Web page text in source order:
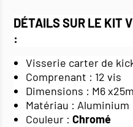
DÉTAILS SUR LE KIT
:
Visserie carter de
Comprenant : 12 vis
Dimensions : M6
Matériau : Aluminium
Couleur : Chromé